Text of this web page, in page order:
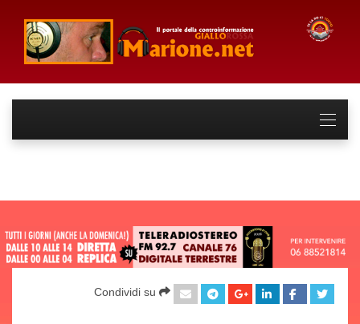
Condividi su